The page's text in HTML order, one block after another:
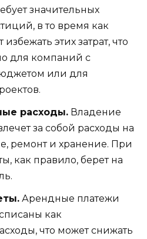
значительных
в то время как
этих затрат, что
для компаний с
или для
расходы. Владение
за собой расходы на
ремонт и хранение. При
как правило, берет на
Арендные платежи
как
что может снижать